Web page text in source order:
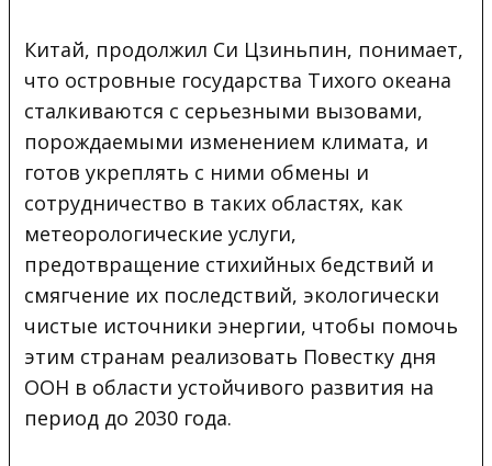
Китай, продолжил Си Цзиньпин, понимает,
что островные государства Тихого океана
сталкиваются с серьезными вызовами,
порождаемыми изменением климата, и
готов укреплять с ними обмены и
сотрудничество в таких областях, как
метеорологические услуги,
предотвращение стихийных бедствий и
смягчение их последствий, экологически
чистые источники энергии, чтобы помочь
этим странам реализовать Повестку дня
ООН в области устойчивого развития на
период до 2030 года.